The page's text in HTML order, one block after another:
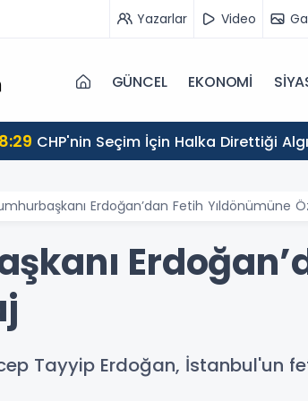
Yazarlar Video
GÜNCEL EKONOMİ
CHP'nin Seçim İçin Halka Direttiği
Erdoğan’dan Fetih Yıldönümüne
Tayyip Erdoğan, İstanbul'un